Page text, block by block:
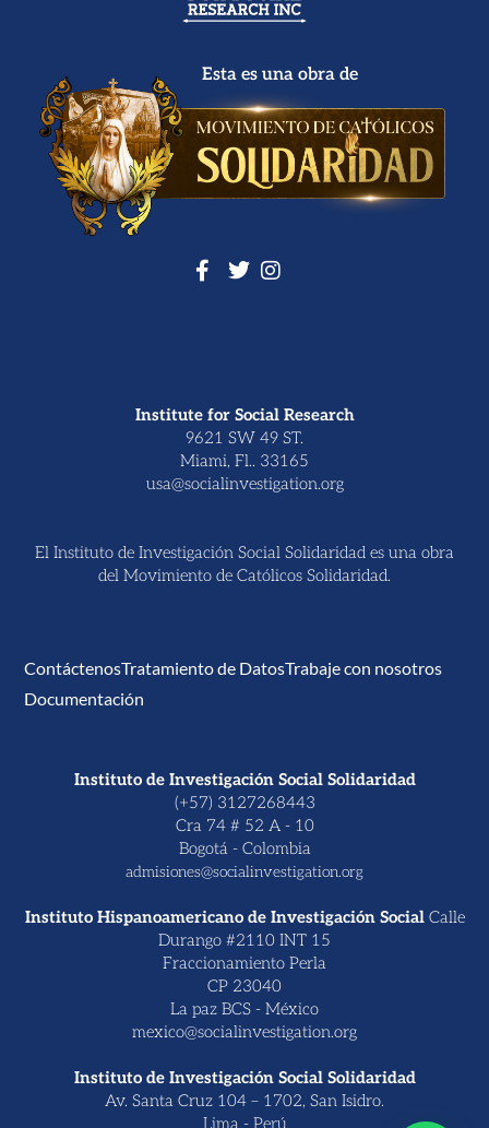
Esta es una obra de
Institute for Social Research
9621 SW 49 ST.
Miami, Fl.. 33165
usa@socialinvestigation.org
El Instituto de Investigación Social Solidaridad es una obra
del Movimiento de Católicos Solidaridad.
ContáctenosTratamiento de DatosTrabaje con nosotros
Documentación
Instituto de Investigación Social Solidaridad
(+57) 3127268443
Cra 74 # 52 A - 10
Bogotá - Colombia
admisiones@socialinvestigation.org
Instituto Hispanoamericano de Investigación Social Calle
Durango #2110 INT 15
Fraccionamiento Perla
CP 23040
La paz BCS - México
mexico@socialinvestigation.org
Instituto de Investigación Social Solidaridad
Av. Santa Cruz 104 – 1702, San Isidro.
Lima - Perú